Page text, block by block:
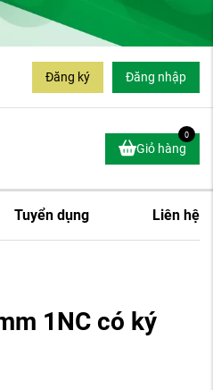
Đăng ký Đăng nhập
Giỏ hàng
0
Tuyển dụng Liên hệ
1NC có ký